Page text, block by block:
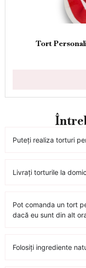
Tort
Puteți realiza torturi
Livrați torturile la
Pot comanda un tort
dacă eu sunt din alt
Folosiți ingrediente